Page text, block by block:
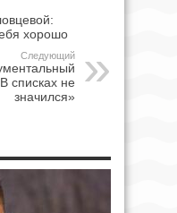
хорошо
Следующий
списках не
значился»